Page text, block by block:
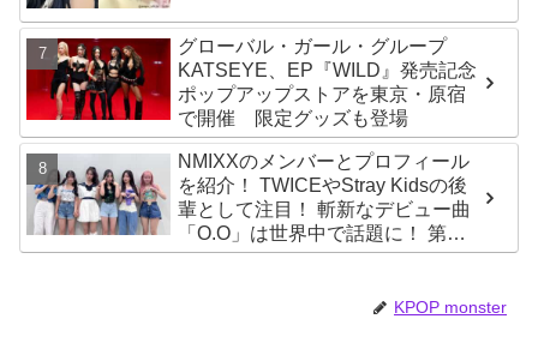
グローバル・ガール・グループ
KATSEYE、EP『WILD』発売記念
ポップアップストアを東京・原宿
で開催 限定グッズも登場
NMIXXのメンバーとプロフィール
を紹介！ TWICEやStray Kidsの後
輩として注目！ 斬新なデビュー曲
「O.O」は世界中で話題に！ 第４
世代を代表する美女ソリュンをは
いわれるその魅力をチェックKPOP monster